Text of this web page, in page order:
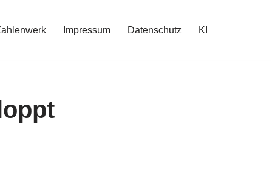
Impressum Datenschutz KI